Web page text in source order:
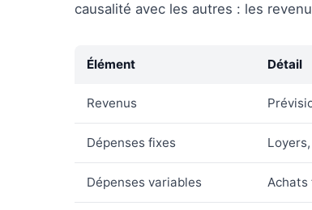
causalité avec les autres : les
Élément Détail
Revenus
Dépenses fixes
Dépenses variables Achats